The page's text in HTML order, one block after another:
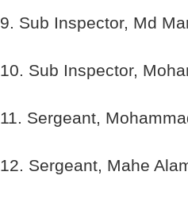
9. Sub Inspector, Md
10. Sub Inspector,
11. Sergeant,
12. Sergeant, Mahe